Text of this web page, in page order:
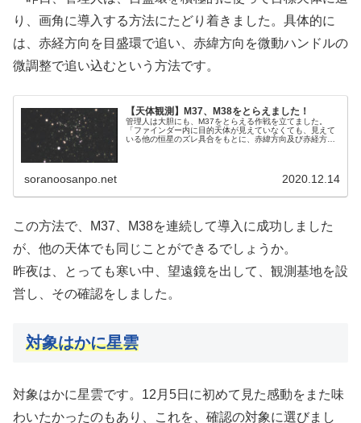
り、画角に導入する方法にたどり着きました。具体的に
は、赤経方向を目盛環で追い、赤緯方向を微動ハンドルの
微調整で追い込むという方法です。
【天体観測】M37、M38をとらえました！
管理人は大胆にも、M37をとらえる作戦を立てました。
「ファインダー内に目的天体が見えていなくても、見えて
いる他の恒星のズレ具合をもとに、赤緯方向及び赤経方向
soranoosanpo.net 2020.12.14
この方法で、M37、M38を連続して導入に成功しました
が、他の天体でも同じことができるでしょうか。
昨夜は、とっても寒い中、望遠鏡を出して、観測基地を設
営し、その確認をしました。
対象はかに星雲
対象はかに星雲です。12月5日に初めて見た感動をまた味
わいたかったのもあり、これを、確認の対象に選びまし